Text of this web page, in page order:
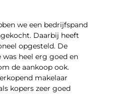
we een bedrijfspand
Daarbij heeft
opgesteld. De
heel erg goed en
de aankoop ook.
makelaar
kopers zeer goed